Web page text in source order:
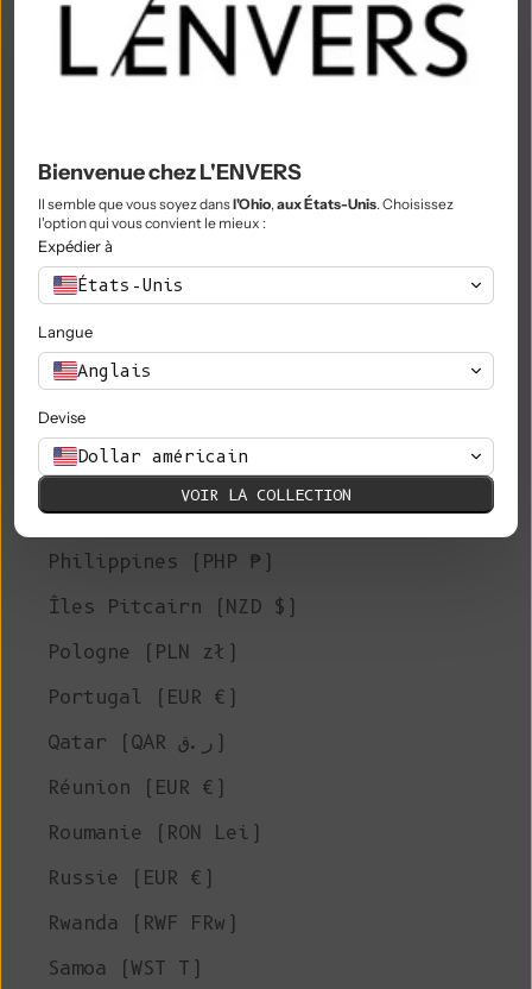
Nigeria (NGN ₦)
Niue (NZD $)
Norvège (EUR €)
Oman (EUR €)
Pakistan (PKR ₨)
Territoires palestiniens (ILS ₪)
Panama (USD $)
Papouasie-Nouvelle-Guinée (PGK K)
Paraguay (PYG ₲)
Pérou (PEN S/)
Philippines (PHP ₱)
Îles Pitcairn (NZD $)
Pologne (PLN zł)
Portugal (EUR €)
Qatar (QAR ر.ق)
Réunion (EUR €)
Roumanie (RON Lei)
Russie (EUR €)
Rwanda (RWF FRw)
Samoa (WST T)
Bienvenue chez L'ENVERS
Il semble que vous soyez dansl'Ohio, aux États-Unis. Choisissez
l'option qui vous convient le mieux :
Expédier à
États-Unis
Langue
Anglais
Devise
Dollar américain
VOIR LA COLLECTION